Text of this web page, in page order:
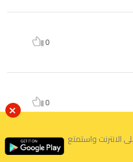
0
0
الانترنت واستمتع